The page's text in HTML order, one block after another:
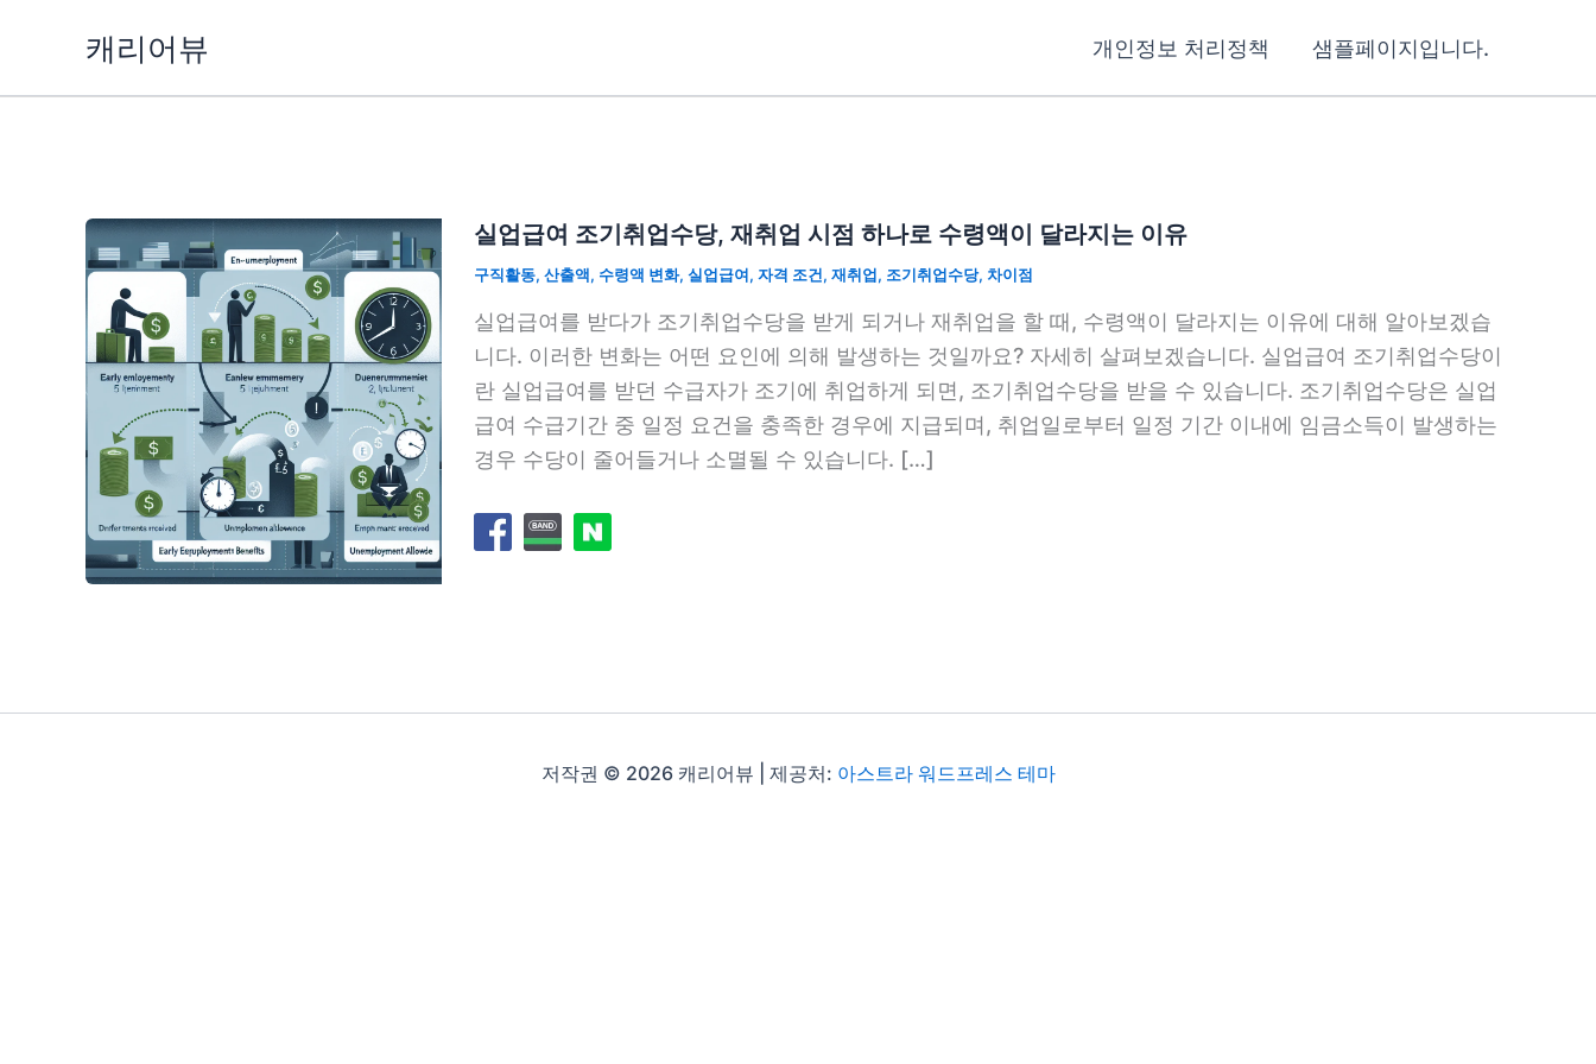
캐리어뷰 개인정보 처리정책 샘플페이지입니다.
실업급여 조기취업수당, 재취업 시점 하나로 수령액이 달라지는 이유
구직활동, 산출액, 수령액 변화, 실업급여, 자격 조건, 재취업, 조기취업수당, 차이점
실업급여를 받다가 조기취업수당을 받게 되거나 재취업을 할 때, 수령액이 달라지는 이유에 대해 알아보겠습
니다. 이러한 변화는 어떤 요인에 의해 발생하는 것일까요? 자세히 살펴보겠습니다. 실업급여 조기취업수당이
란 실업급여를 받던 수급자가 조기에 취업하게 되면, 조기취업수당을 받을 수 있습니다. 조기취업수당은 실업
급여 수급기간 중 일정 요건을 충족한 경우에 지급되며, 취업일로부터 일정 기간 이내에 임금소득이 발생하는
경우 수당이 줄어들거나 소멸될 수 있습니다. […]
저작권 © 2026 캐리어뷰 | 제공처: 아스트라 워드프레스 테마